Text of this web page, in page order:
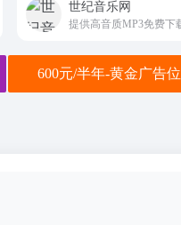
世纪音乐网
600元/半年-黄金广告位